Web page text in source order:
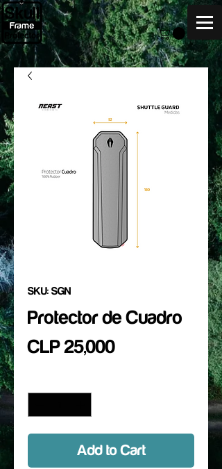
SKU: SGN
Protector de Cuadro
CLP 25,000Price
Add to Cart